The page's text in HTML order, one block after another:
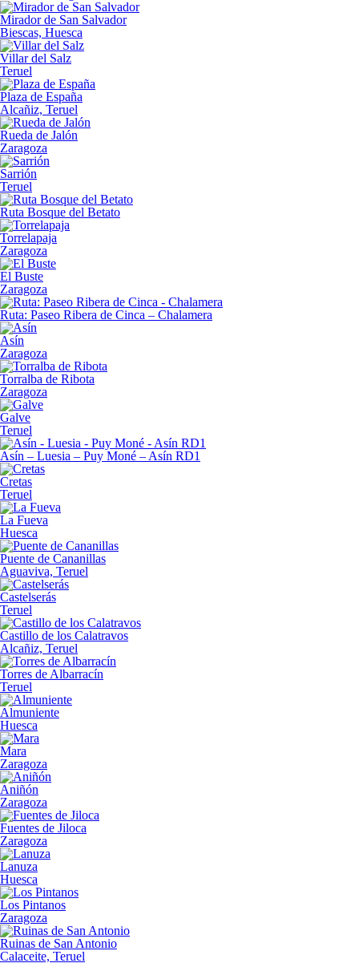
Mirador de San Salvador
Biescas, Huesca
Villar del Salz
Teruel
Plaza de España
Alcañiz, Teruel
Rueda de Jalón
Zaragoza
Sarrión
Teruel
Ruta Bosque del Betato
Torrelapaja
Zaragoza
El Buste
Zaragoza
Ruta: Paseo Ribera de Cinca – Chalamera
Asín
Zaragoza
Torralba de Ribota
Zaragoza
Galve
Teruel
Asín – Luesia – Puy Moné – Asín RD1
Cretas
Teruel
La Fueva
Huesca
Puente de Cananillas
Aguaviva, Teruel
Castelserás
Teruel
Castillo de los Calatravos
Alcañiz, Teruel
Torres de Albarracín
Teruel
Almuniente
Huesca
Mara
Zaragoza
Aniñón
Zaragoza
Fuentes de Jiloca
Zaragoza
Lanuza
Huesca
Los Pintanos
Zaragoza
Ruinas de San Antonio
Calaceite, Teruel